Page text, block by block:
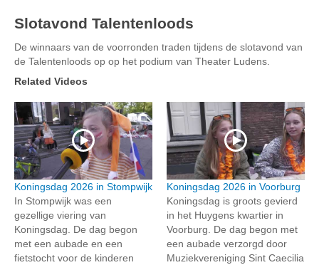
Slotavond Talentenloods
De winnaars van de voorronden traden tijdens de slotavond van
de Talentenloods op op het podium van Theater Ludens.
Related Videos
Koningsdag 2026 in Stompwijk
In Stompwijk was een
gezellige viering van
Koningsdag. De dag begon
met een aubade en een
fietstocht voor de kinderen
Koningsdag 2026 in Voorburg
Koningsdag is groots gevierd
in het Huygens kwartier in
Voorburg. De dag begon met
een aubade verzorgd door
Muziekvereniging Sint Caecilia